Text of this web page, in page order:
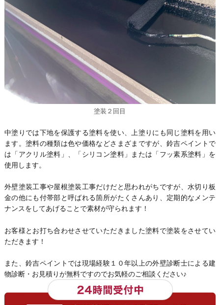
塗装２回目
中塗りでは下地を保護する塗料を使い、上塗りにも同じ塗料を用い
ます。塗料の種類は色や価格などさまざまですが、鈴吉ペイントで
は「アクリル塗料」、「シリコン塗料」または「フッ素系塗料」を
使用します。
外壁塗装工事や屋根塗装工事だけだと思われがちですが、水切り板
金の他にも付帯部と呼ばれる箇所がたくさんあり、定期的なメンテ
ナンスをしてあげることで素材が守られます！
お客様とお打ち合わせさせていただきました塗料で塗装をさせてい
ただきます！
また、鈴吉ペイントでは現場経験１０年以上の外壁診断士による建
物診断・お見積りが無料ですのでお気軽のご相談ください♪